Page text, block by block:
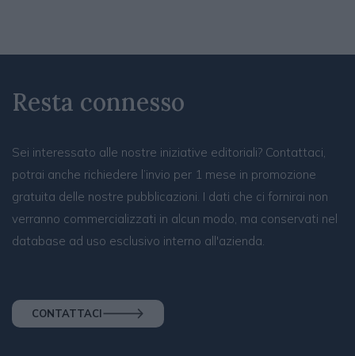
Resta connesso
Sei interessato alle nostre iniziative editoriali? Contattaci,
potrai anche richiedere l’invio per 1 mese in promozione
gratuita delle nostre pubblicazioni. I dati che ci fornirai non
verranno commercializzati in alcun modo, ma conservati nel
database ad uso esclusivo interno all'azienda.
CONTATTACI